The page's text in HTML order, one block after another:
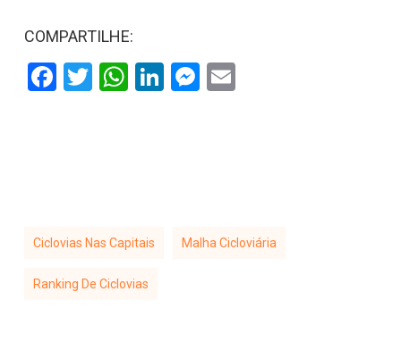
COMPARTILHE:
Facebook
Twitter
WhatsApp
LinkedIn
Messenger
Email
Ciclovias Nas Capitais Malha Cicloviária
Ranking De Ciclovias